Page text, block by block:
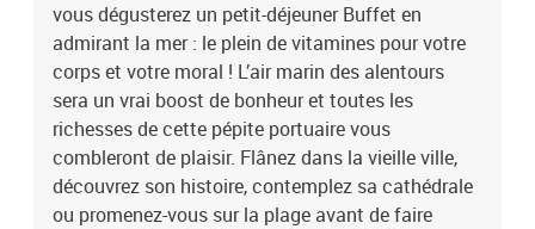
vous dégusterez un petit-déjeuner Buffet en
admirant la mer : le plein de vitamines pour votre
corps et votre moral ! L’air marin des alentours
sera un vrai boost de bonheur et toutes les
richesses de cette pépite portuaire vous
combleront de plaisir. Flânez dans la vieille ville,
découvrez son histoire, contemplez sa cathédrale
ou promenez-vous sur la plage avant de faire